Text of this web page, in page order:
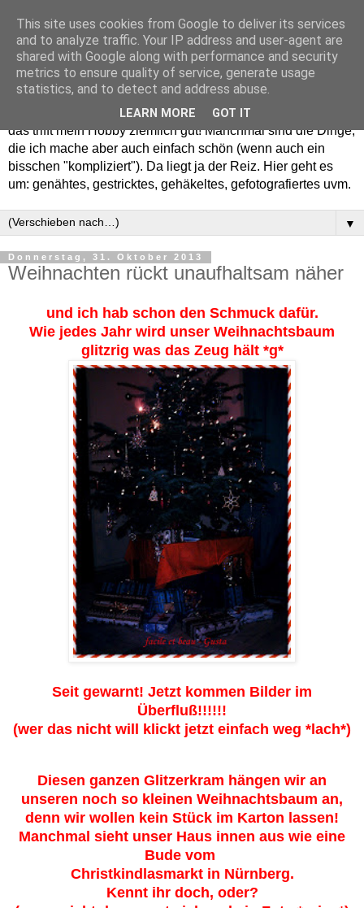
Willkommen in meinem "Wohnzimmer". Einfach und schön -
das trifft mein Hobby ziemlich gut! Manchmal sind die Dinge,
die ich mache aber auch einfach schön (wenn auch ein
bisschen "kompliziert"). Da liegt ja der Reiz. Hier geht es
um: genähtes, gestricktes, gehäkeltes, gefotografiertes uvm.
▼
Donnerstag, 31. Oktober 2013
Weihnachten rückt unaufhaltsam näher
und ich hab schon den Schmuck dafür.
Wie jedes Jahr wird unser Weihnachtsbaum
glitzrig was das Zeug hält *g*
Seit gewarnt! Jetzt kommen Bilder im
Überfluß!!!!!!
(wer das nicht will klickt jetzt einfach weg *lach*)
Diesen ganzen Glitzerkram hängen wir an
unseren noch so kleinen Weihnachtsbaum an,
denn wir wollen kein Stück im Karton lassen!
Manchmal sieht unser Haus innen aus wie eine
Bude vom
Christkindlasmarkt in Nürnberg.
Kennt ihr doch, oder?
This site uses cookies from Google to deliver its services
and to analyze traffic. Your IP address and user-agent are
shared with Google along with performance and security
metrics to ensure quality of service, generate usage
statistics, and to detect and address abuse.
LEARN MORE GOT IT